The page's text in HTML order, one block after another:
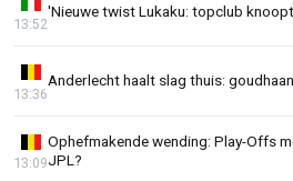
'Nieuwe twist Lukaku: topclub
13:52
Anderlecht haalt slag thuis:
13:36
Ophefmakende wending: Play-Offs
JPL?
13:09